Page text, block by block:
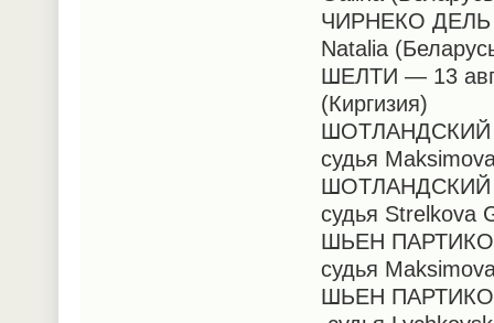
ЧИРНЕКО ДЕЛЬ
Natalia
ШЕЛТИ — 13
(Киргизия)
ШОТЛАНДСКИЙ
судья
ШОТЛАНДСКИЙ
судья Strelkova
ШЬЕН
судья
ШЬЕН